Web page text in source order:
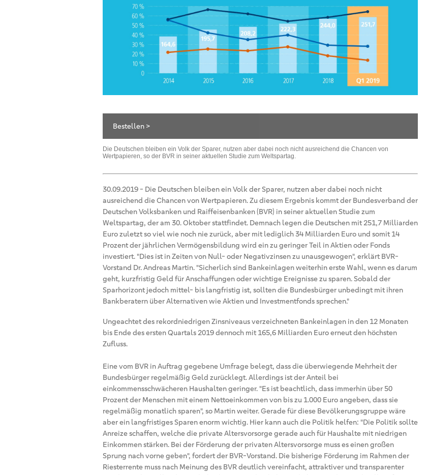
Bestellen >
Die Deutschen bleiben ein Volk der Sparer, nutzen aber dabei noch nicht ausreichend die Chancen von
Wertpapieren, so der BVR in seiner aktuellen Studie zum Weltspartag.
30.09.2019 - Die Deutschen bleiben ein Volk der Sparer, nutzen aber dabei noch nicht
ausreichend die Chancen von Wertpapieren. Zu diesem Ergebnis kommt der Bundesverband der
Deutschen Volksbanken und Raiffeisenbanken (BVR) in seiner aktuellen Studie zum
Weltspartag, der am 30. Oktober stattfindet. Demnach legen die Deutschen mit 251,7 Milliarden
Euro zuletzt so viel wie noch nie zurück, aber mit lediglich 34 Milliarden Euro und somit 14
Prozent der jährlichen Vermögensbildung wird ein zu geringer Teil in Aktien oder Fonds
investiert. "Dies ist in Zeiten von Null- oder Negativzinsen zu unausgewogen", erklärt BVR-
Vorstand Dr. Andreas Martin. "Sicherlich sind Bankeinlagen weiterhin erste Wahl, wenn es darum
geht, kurzfristig Geld für Anschaffungen oder wichtige Ereignisse zu sparen. Sobald der
Sparhorizont jedoch mittel- bis langfristig ist, sollten die Bundesbürger unbedingt mit ihren
Bankberatern über Alternativen wie Aktien und Investmentfonds sprechen."
Ungeachtet des rekordniedrigen Zinsniveaus verzeichneten Bankeinlagen in den 12 Monaten
bis Ende des ersten Quartals 2019 dennoch mit 165,6 Milliarden Euro erneut den höchsten
Zufluss.
Eine vom BVR in Auftrag gegebene Umfrage belegt, dass die überwiegende Mehrheit der
Bundesbürger regelmäßig Geld zurücklegt. Allerdings ist der Anteil bei
einkommensschwächeren Haushalten geringer. "Es ist beachtlich, dass immerhin über 50
Prozent der Menschen mit einem Nettoeinkommen von bis zu 1.000 Euro angeben, dass sie
regelmäßig monatlich sparen", so Martin weiter. Gerade für diese Bevölkerungsgruppe wäre
aber ein langfristiges Sparen enorm wichtig. Hier kann auch die Politik helfen: "Die Politik sollte
Anreize schaffen, welche die private Altersvorsorge gerade auch für Haushalte mit niedrigen
Einkommen stärken. Bei der Förderung der privaten Altersvorsorge muss es einen großen
Sprung nach vorne geben", fordert der BVR-Vorstand. Die bisherige Förderung im Rahmen der
Riesterrente muss nach Meinung des BVR deutlich vereinfacht, attraktiver und transparenter